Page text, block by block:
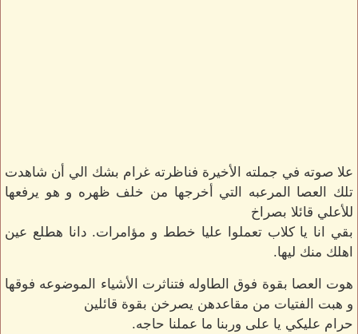
علا صوته في جملته الأخيرة فناظرته غرام بشك الي أن شاهدت
تلك العصا المرعبه التي أخرجها من خلف ظهره و هو يرفعها
للأعلي قائلا بصراخ
بقي انا يا كلاب تعملوا عليا خطط و مؤامرات. دانا هطلع عين
اهلك منك ليها.
هوت العصا بقوة فوق الطاوله فتناثرت الأشياء الموضوعه فوقها
و هبت الفتيات من مقاعدهن يصرخن بقوة قائلين
حرام عليكي يا على وربنا ما عملنا حاجه.